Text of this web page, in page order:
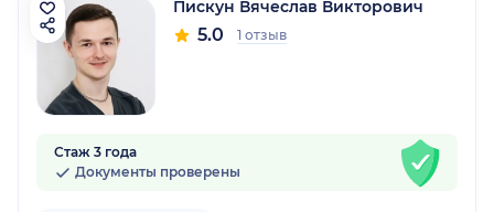
Пискун Вячеслав Викторович
5.0 1 отзыв
Стаж 3 года
Документы проверены